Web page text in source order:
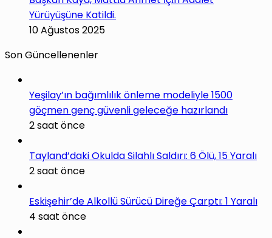
Yürüyüşüne Katildi.
10 Ağustos 2025
Son Güncellenenler
Yeşilay’ın bağımlılık önleme modeliyle 1500
göçmen genç güvenli geleceğe hazırlandı
2 saat önce
Tayland’daki Okulda Silahlı Saldırı: 6 Ölü, 15 Yaralı
2 saat önce
Eskişehir’de Alkollü Sürücü Direğe Çarptı: 1 Yaralı
4 saat önce